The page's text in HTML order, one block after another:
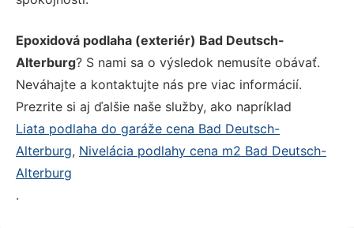
Epoxidová podlaha (exteriér) Bad Deutsch-
Alterburg? S nami sa o výsledok nemusíte obávať.
Neváhajte a kontaktujte nás pre viac informácií.
Prezrite si aj ďalšie naše služby, ako napríklad
Liata podlaha do garáže cena Bad Deutsch-
Alterburg, Nivelácia podlahy cena m2 Bad Deutsch-
Alterburg
.